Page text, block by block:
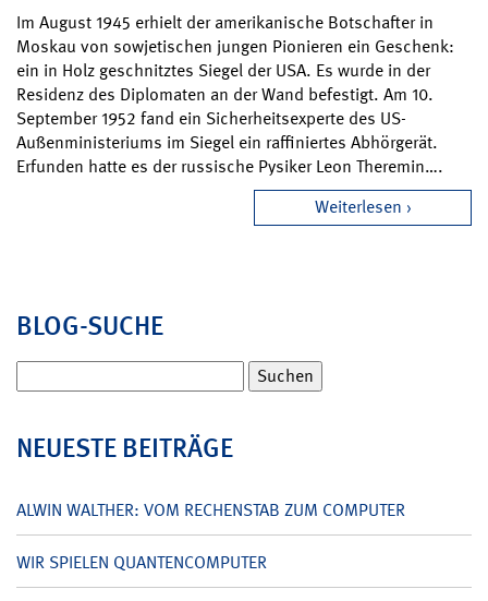
Im August 1945 erhielt der amerikanische Botschafter in
Moskau von sowjetischen jungen Pionieren ein Geschenk:
ein in Holz geschnitztes Siegel der USA. Es wurde in der
Residenz des Diplomaten an der Wand befestigt. Am 10.
September 1952 fand ein Sicherheitsexperte des US-
Außenministeriums im Siegel ein raffiniertes Abhörgerät.
Erfunden hatte es der russische Pysiker Leon Theremin….
Weiterlesen
BLOG-SUCHE
nach:
NEUESTE BEITRÄGE
ALWIN WALTHER: VOM RECHENSTAB ZUM COMPUTER
WIR SPIELEN QUANTENCOMPUTER